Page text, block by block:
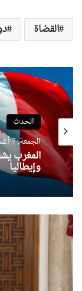
القضاة
الحدث
الجمعة, 7 أغسطس 2026, 16:49
المغرب
وإيطاليا
تنسيق
أمني
دبلوماسي..باريس
تدفع